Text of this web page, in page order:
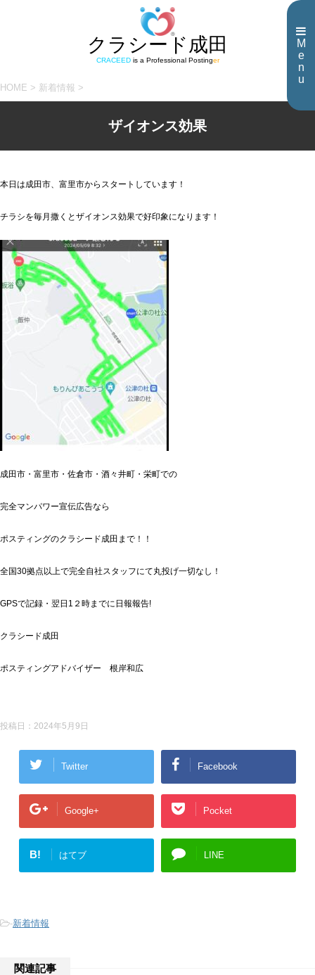
M
e
n
u
クラシード成田
CRACEEDis a Professional Postinger
HOME > 新着情報 >
ザイオンス効果
本日は成田市、富里市からスタートしています！
チラシを毎月撒くとザイオンス効果で好印象になります！
成田市・富里市・佐倉市・酒々井町・栄町での
完全マンパワー宣伝広告なら
ポスティングのクラシード成田まで！！
全国30拠点以上で完全自社スタッフにて丸投げ一切なし！
GPSで記録・翌日1２時までに日報報告!
クラシード成田
ポスティングアドバイザー 根岸和広
投稿日： 2024年5月9日
Twitter Facebook
Google+ Pocket
B! はてブ LINE
-新着情報
関連記事